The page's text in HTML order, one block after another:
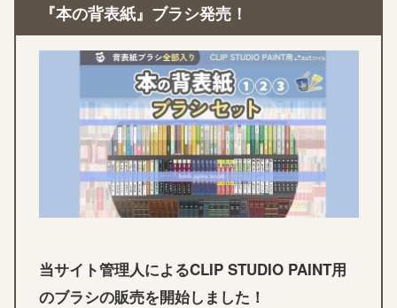
『本の背表紙』ブラシ発売！
当サイト管理人によるCLIP STUDIO PAINT用
のブラシの販売を開始しました！